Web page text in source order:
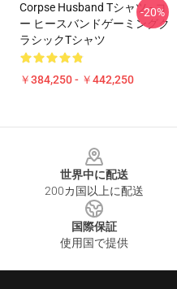
Corpse Husband Tシャツ - コ
ー ヒースバンドゲーミングク
ラシックTシャツ
￥384,250 - ￥442,250
-20%
世界中に配送
200カ国以上に配送
国際保証
使用国で提供